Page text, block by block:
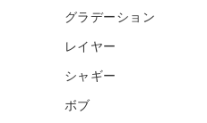
グラデーション
レイヤー
シャギー
ボブ